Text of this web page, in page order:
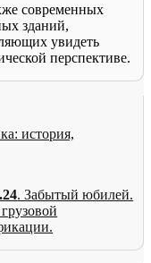
современных
зданий,
увидеть
перспективе.
история,
. Забытый юбилей.